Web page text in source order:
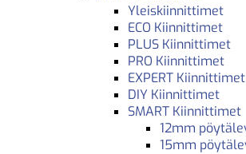
Yleiskiinnittimet
ECO Kiinnittimet
PLUS Kiinnittimet
PRO Kiinnittimet
EXPERT Kiinnittimet
DIY Kiinnittimet
SMART Kiinnittimet
12mm
15mm